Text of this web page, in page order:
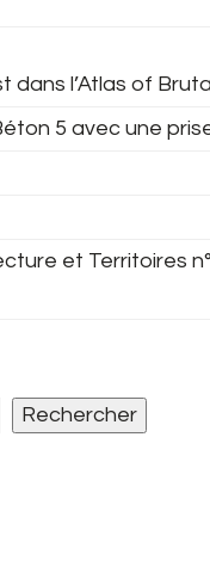
dans l’Atlas of
5 avec une
et Territoires
Rechercher